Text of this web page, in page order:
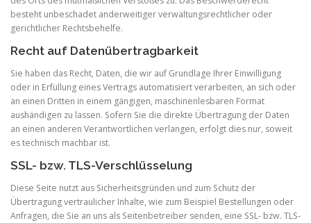
besteht unbeschadet anderweitiger verwaltungsrechtlicher oder
gerichtlicher Rechtsbehelfe.
Recht auf Datenübertragbarkeit
Sie haben das Recht, Daten, die wir auf Grundlage Ihrer Einwilligung
oder in Erfüllung eines Vertrags automatisiert verarbeiten, an sich oder
an einen Dritten in einem gängigen, maschinenlesbaren Format
aushändigen zu lassen. Sofern Sie die direkte Übertragung der Daten
an einen anderen Verantwortlichen verlangen, erfolgt dies nur, soweit
es technisch machbar ist.
SSL- bzw. TLS-Verschlüsselung
Diese Seite nutzt aus Sicherheitsgründen und zum Schutz der
Übertragung vertraulicher Inhalte, wie zum Beispiel Bestellungen oder
Anfragen, die Sie an uns als Seitenbetreiber senden, eine SSL- bzw. TLS-